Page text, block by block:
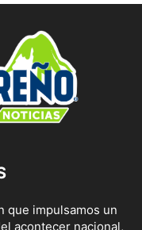
que impulsamos un
acontecer nacional,